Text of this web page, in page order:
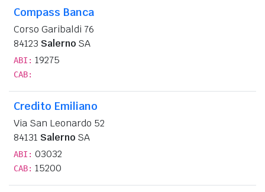
Compass Banca
Corso Garibaldi 76
84123 Salerno SA
ABI: 19275
CAB:
Credito Emiliano
Via San Leonardo 52
84131 Salerno SA
ABI: 03032
CAB: 15200